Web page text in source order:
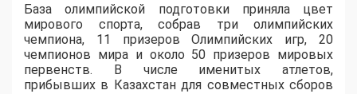
База олимпийской подготовки приняла цвет
мирового спорта, собрав три олимпийских
чемпиона, 11 призеров Олимпийских игр, 20
чемпионов мира и около 50 призеров мировых
первенств. В числе именитых атлетов,
прибывших в Казахстан для совместных сборов